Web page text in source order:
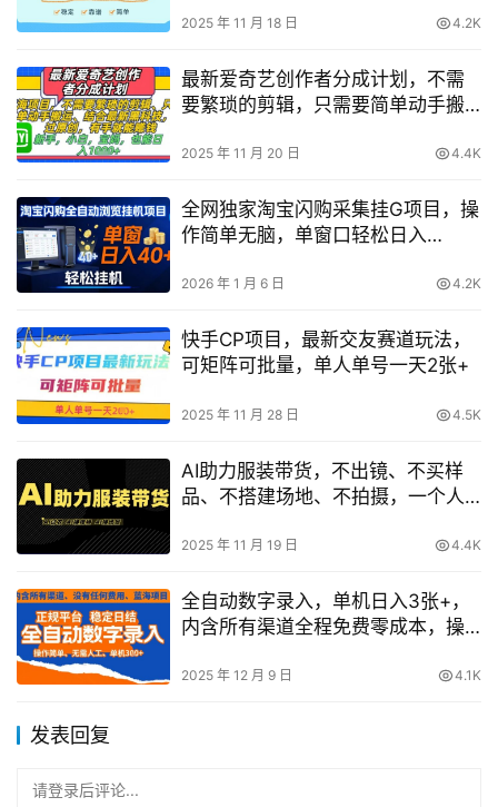
2025 年 11 月 18 日 4.2K
最新爱奇艺创作者分成计划，不需
要繁琐的剪辑，只需要简单动手搬
2025 年 11 月 20 日 4.4K
全网独家淘宝闪购采集挂G项目，操
作简单无脑，单窗口轻松日入
2026 年 1 月 6 日 4.2K
快手CP项目，最新交友赛道玩法，
可矩阵可批量，单人单号一天2张+
2025 年 11 月 28 日 4.5K
AI助力服装带货，不出镜、不买样
品、不搭建场地、不拍摄，一个人
2025 年 11 月 19 日 4.4K
全自动数字录入，单机日入3张+，
内含所有渠道全程免费零成本，操
2025 年 12 月 9 日 4.1K
发表回复
请登录后评论...